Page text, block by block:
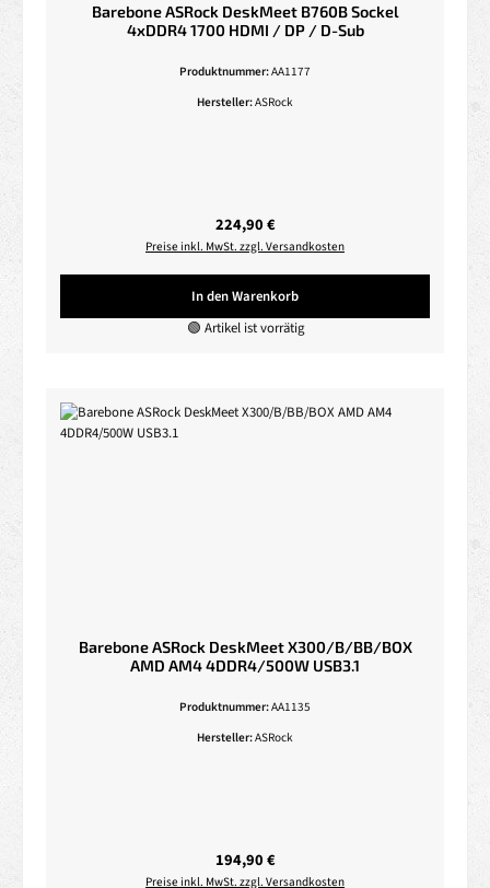
Barebone ASRock DeskMeet B760B Sockel
4xDDR4 1700 HDMI / DP / D-Sub
Produktnummer:AA1177
Hersteller:ASRock
Regulärer Preis:
224,90 €
Preise inkl. MwSt. zzgl. Versandkosten
In den Warenkorb
🟢 Artikel ist vorrätig
Barebone ASRock DeskMeet X300/B/BB/BOX
AMD AM4 4DDR4/500W USB3.1
Produktnummer:AA1135
Hersteller:ASRock
Regulärer Preis:
194,90 €
Preise inkl. MwSt. zzgl. Versandkosten